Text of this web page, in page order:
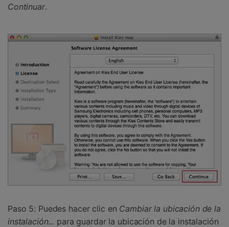
Continuar.
Paso 5: Puedes hacer clic en Cambiar la ubicación de la
instalación... para guardar la ubicación de la instalación